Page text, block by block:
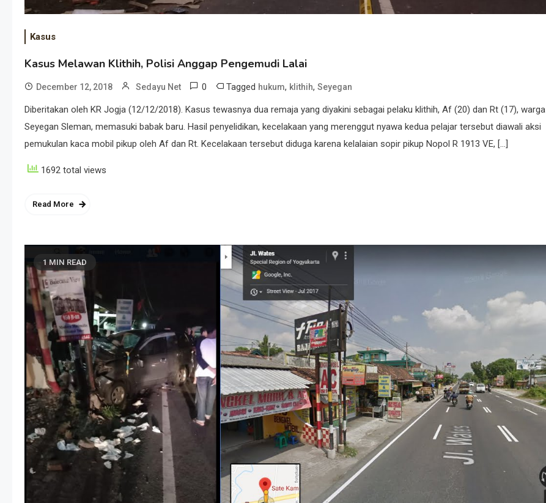
Kasus
Kasus Melawan Klithih, Polisi Anggap Pengemudi Lalai
December 12, 2018 Sedayu Net 0 Tagged hukum, klithih, Seyegan
Diberitakan oleh KR Jogja (12/12/2018). Kasus tewasnya dua remaja yang diyakini sebagai pelaku klithih, Af (20) dan Rt (17), warga
Seyegan Sleman, memasuki babak baru. Hasil penyelidikan, kecelakaan yang merenggut nyawa kedua pelajar tersebut diawali aksi
pemukulan kaca mobil pikup oleh Af dan Rt. Kecelakaan tersebut diduga karena kelalaian sopir pikup Nopol R 1913 VE, […]
1692 total views
Read More
1 MIN READ